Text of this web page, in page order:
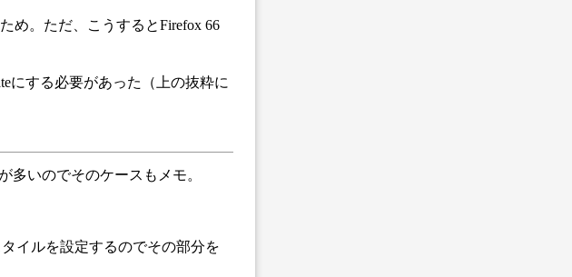
め。ただ、こうするとFirefox 66
にする必要があった（上の抜粋に
多いのでそのケースもメモ。
イルを設定するのでその部分を